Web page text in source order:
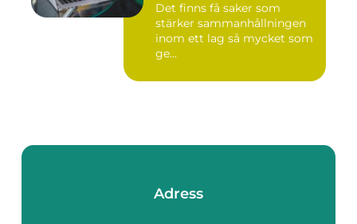
Det finns få saker som
stärker sammanhållningen
inom ett lag så mycket som
ge...
Adress